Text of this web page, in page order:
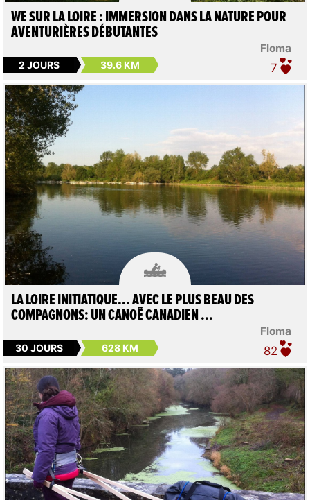
Floma
WE SUR LA LOIRE : IMMERSION DANS LA NATURE POUR
AVENTURIÈRES DÉBUTANTES
2 JOURS 39.6 KM 7

Floma
LA LOIRE INITIATIQUE... AVEC LE PLUS BEAU DES
COMPAGNONS: UN CANOË CANADIEN ...
30 JOURS 628 KM 82